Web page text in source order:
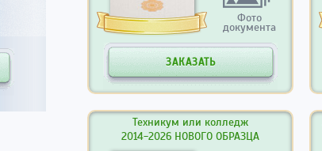
Фото
документа
ЗАКАЗАТЬ
Техникум или колледж
2014-2026 НОВОГО ОБРАЗЦА